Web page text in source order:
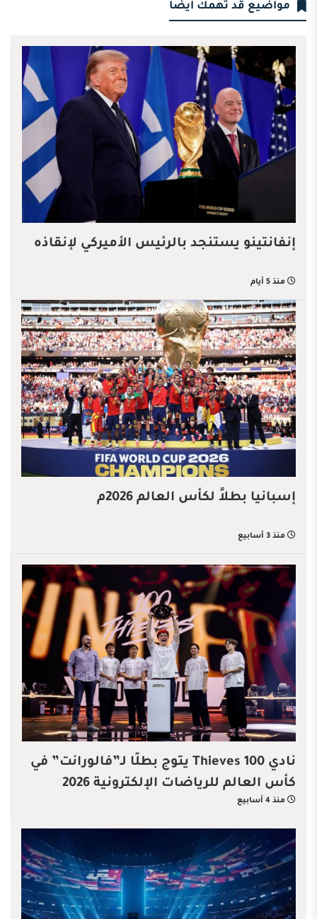
مواضيع قد تهمك أيضا
إنفانتينو يستنجد بالرئيس الأميركي لإنقاذه
منذ 5 أيام
إسبانيا بطلاً لكأس العالم 2026م
منذ 3 أسابيع
نادي 100 Thieves يتوج بطلًا لـ”فالورانت” في
كأس العالم للرياضات الإلكترونية 2026
منذ 4 أسابيع